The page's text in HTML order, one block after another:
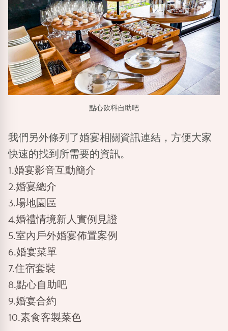
點心飲料自助吧
我們另外條列了婚宴相關資訊連結，方便大家
快速的找到所需要的資訊。
1.婚宴影音互動簡介
2.婚宴總介
3.場地園區
4.婚禮情境新人實例見證
5.室內戶外婚宴佈置案例
6.婚宴菜單
7.住宿套裝
8.點心自助吧
9.婚宴合約
10.素食客製菜色